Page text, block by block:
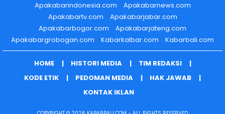
Apakabarindonesia.com
Apakabarnews.com
Apakabartv.com
Apakabarjabar.com
Apakabarbogor.com
Apakabarjateng.com
Apakabargrobogan.com
Kabarkalbar.com Kabarbali.com
HOME HISTORI MEDIA
TIM REDAKSI
KODE ETIK
PEDOMAN MEDIA
HAK JAWAB
KONTAK IKLAN